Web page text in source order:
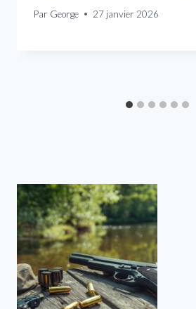
Par George 27 janvier 2026